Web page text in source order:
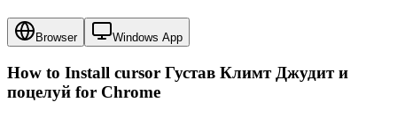
Browser Windows App
How to Install cursor Густав Климт Джудит и
поцелуй for Chrome